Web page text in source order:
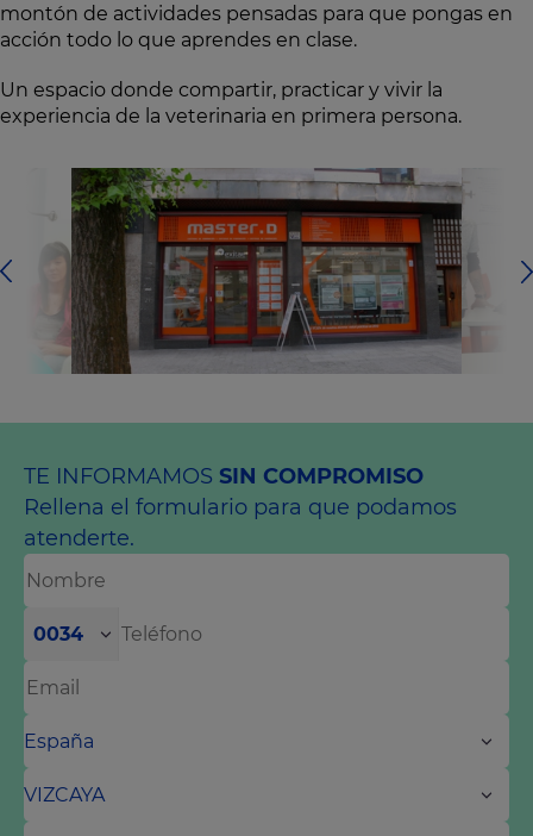
montón de actividades pensadas para que pongas en
acción todo lo que aprendes en clase.
Un espacio donde compartir, practicar y vivir la
experiencia de la veterinaria en primera persona.
TE INFORMAMOS SIN COMPROMISO
Rellena el formulario para que podamos
atenderte.
0034